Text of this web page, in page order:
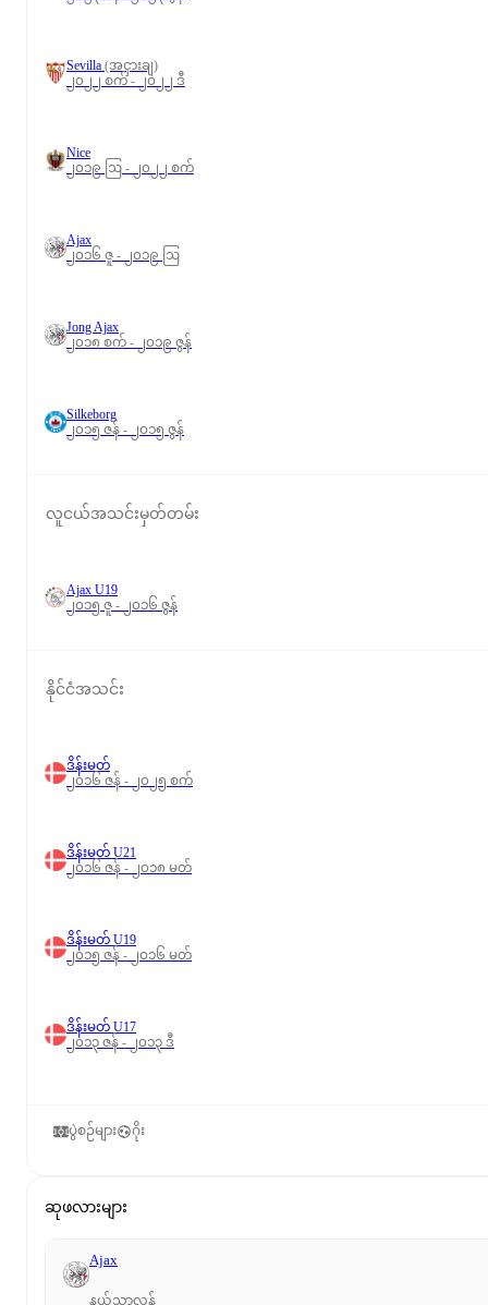
Sevilla (အငှားချ)
၂၀၂၂ စက် - ၂၀၂၂ ဒီ
Nice
၂၀၁၉ ဩ - ၂၀၂၂ စက်
Ajax
၂၀၁၆ ဇူ - ၂၀၁၉ ဩ
Jong Ajax
၂၀၁၈ စက် - ၂၀၁၉ ဇွန်
Silkeborg
၂၀၁၅ ဇန် - ၂၀၁၅ ဇွန်
လူငယ်အသင်းမှတ်တမ်း
Ajax U19
၂၀၁၅ ဇူ - ၂၀၁၆ ဇွန်
နိုင်ငံအသင်း
ဒိန်းမတ်
၂၀၁၆ ဇန် - ၂၀၂၅ စက်
ဒိန်းမတ် U21
၂၀၁၆ ဇန် - ၂၀၁၈ မတ်
ဒိန်းမတ် U19
၂၀၁၅ ဇန် - ၂၀၁၆ မတ်
ဒိန်းမတ် U17
၂၀၁၃ ဇန် - ၂၀၁၃ ဒီ
ပွဲစဉ်များ ဂိုး
ဆုဖလားများ
Ajax
နယ်သာလန်